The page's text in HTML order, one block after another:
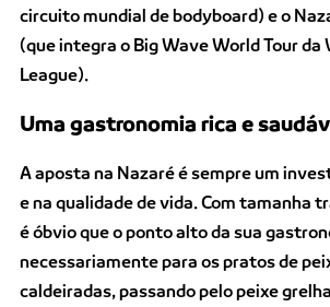
circuito mundial de bodyboard) e o
(que integra o Big Wave World Tour da
League).
Uma gastronomia rica e
A aposta na Nazaré é sempre um
e na qualidade de vida. Com tamanha
é óbvio que o ponto alto da sua
necessariamente para os pratos de
caldeiradas, passando pelo peixe